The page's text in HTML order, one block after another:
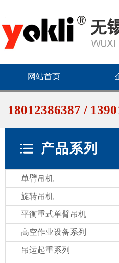
网站首页
18012386387 /
产品系列
单臂吊机
旋转吊机
平衡重式单臂吊机
高空作业设备系列
吊运起重系列